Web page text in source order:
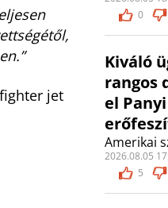
jet
0
Kiváló
rangos
el
Amerikai
2026.08.05
5